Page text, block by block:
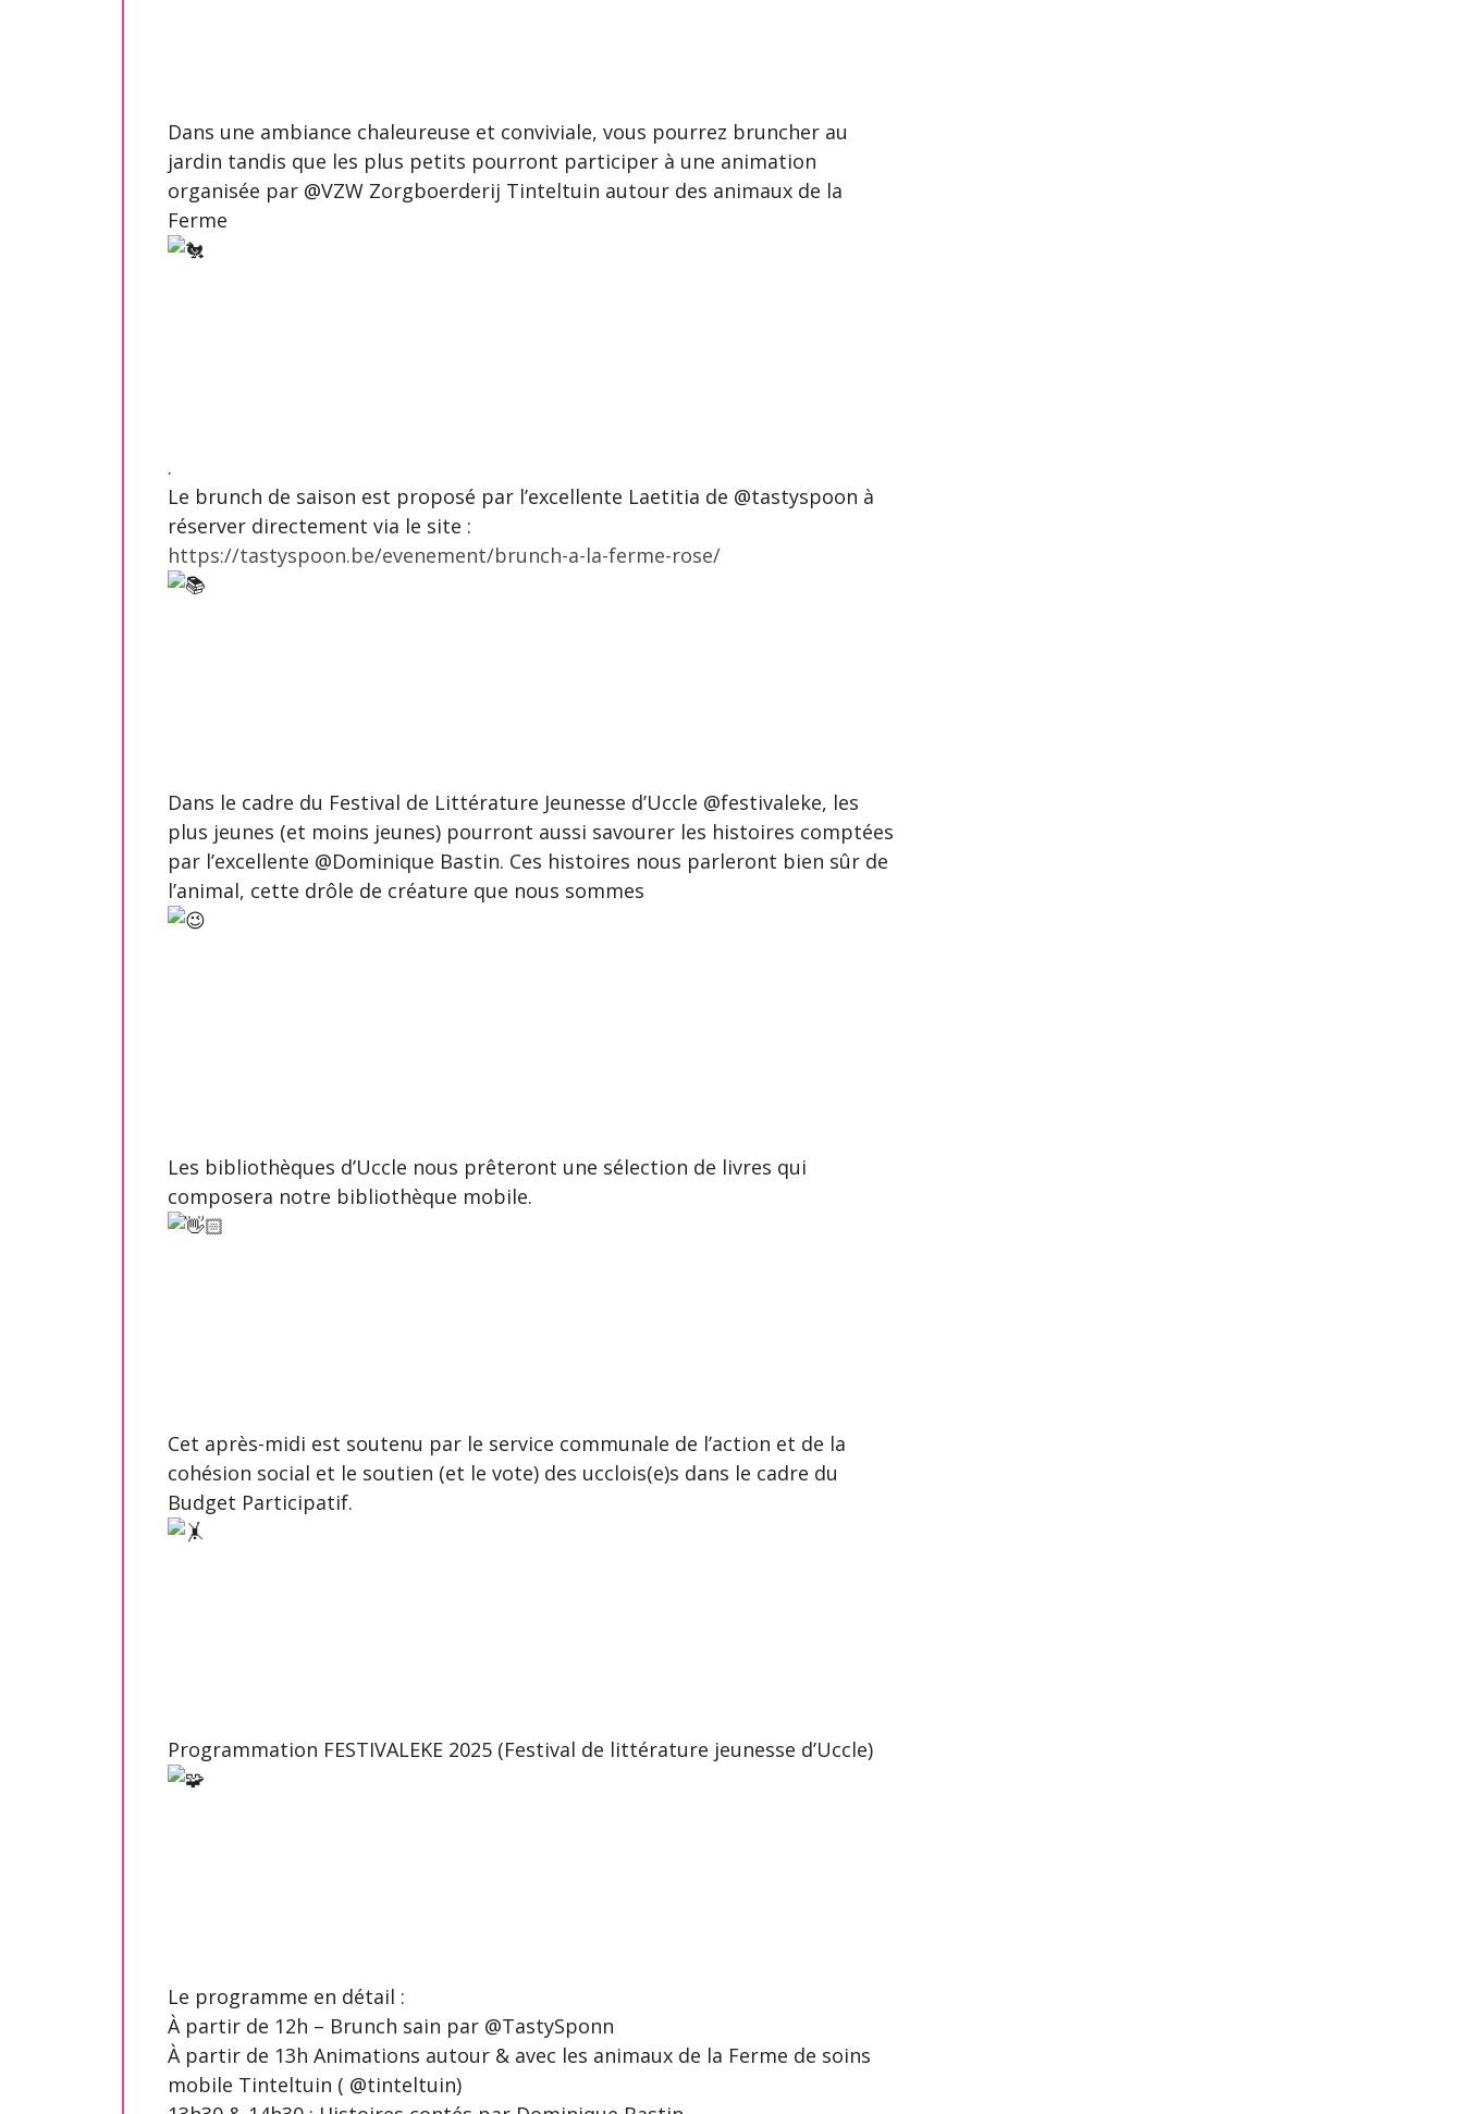
Dans une ambiance chaleureuse et conviviale, vous pourrez bruncher au
jardin tandis que les plus petits pourront participer à une animation
organisée par @VZW Zorgboerderij Tinteltuin autour des animaux de la
Ferme
.
Le brunch de saison est proposé par l’excellente Laetitia de @tastyspoon à
réserver directement via le site :
https://tastyspoon.be/evenement/brunch-a-la-ferme-rose/
Dans le cadre du Festival de Littérature Jeunesse d’Uccle @festivaleke, les
plus jeunes (et moins jeunes) pourront aussi savourer les histoires comptées
par l’excellente @Dominique Bastin. Ces histoires nous parleront bien sûr de
l’animal, cette drôle de créature que nous sommes
Les bibliothèques d’Uccle nous prêteront une sélection de livres qui
composera notre bibliothèque mobile.
Cet après-midi est soutenu par le service communale de l’action et de la
cohésion social et le soutien (et le vote) des ucclois(e)s dans le cadre du
Budget Participatif.
Programmation FESTIVALEKE 2025 (Festival de littérature jeunesse d’Uccle)
Le programme en détail :
À partir de 12h – Brunch sain par @TastySponn
À partir de 13h Animations autour & avec les animaux de la Ferme de soins
mobile Tinteltuin ( @tinteltuin)